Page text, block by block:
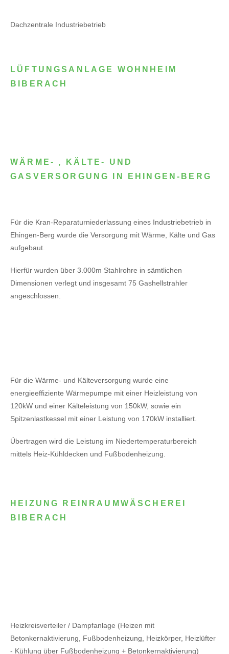
Dachzentrale Industriebetrieb
LÜFTUNGSANLAGE WOHNHEIM
BIBERACH
WÄRME- , KÄLTE- UND
GASVERSORGUNG IN EHINGEN-BERG
Für die Kran-Reparaturniederlassung eines Industriebetrieb in
Ehingen-Berg wurde die Versorgung mit Wärme, Kälte und Gas
aufgebaut.
Hierfür wurden über 3.000m Stahlrohre in sämtlichen
Dimensionen verlegt und insgesamt 75 Gashellstrahler
angeschlossen.
Für die Wärme- und Kälteversorgung wurde eine
energieeffiziente Wärmepumpe mit einer Heizleistung von
120kW und einer Kälteleistung von 150kW, sowie ein
Spitzenlastkessel mit einer Leistung von 170kW installiert.
Übertragen wird die Leistung im Niedertemperaturbereich
mittels Heiz-Kühldecken und Fußbodenheizung.
HEIZUNG REINRAUMWÄSCHEREI
BIBERACH
Heizkreisverteiler / Dampfanlage (Heizen mit
Betonkernaktivierung, Fußbodenheizung, Heizkörper, Heizlüfter
- Kühlung über Fußbodenheizung + Betonkernaktivierung)